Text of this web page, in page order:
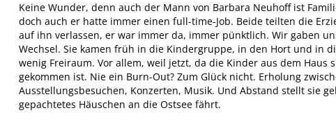
Keine Wunder, denn auch der Mann von Barbara Neuhoff ist
doch auch er hatte immer einen full-time-Job. Beide teilten die
auf ihn verlassen, er war immer da, immer pünktlich. Wir gaben
Wechsel. Sie kamen früh in die Kindergruppe, in den Hort und in
wenig Freiraum. Vor allem, weil jetzt, da die Kinder aus dem
gekommen ist. Nie ein Burn-Out? Zum Glück nicht. Erholung
Ausstellungsbesuchen, Konzerten, Musik. Und Abstand stellt sie
gepachtetes Häuschen an die Ostsee fährt.